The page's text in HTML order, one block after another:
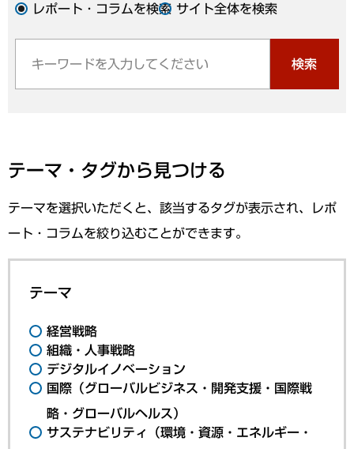
レポート・コラムを検索 サイト全体を検索
検索
テーマ・タグから見つける
テーマを選択いただくと、該当するタグが表示され、レポ
ート・コラムを絞り込むことができます。
テーマ
経営戦略
組織・人事戦略
デジタルイノベーション
国際（グローバルビジネス・開発支援・国際戦
略・グローバルヘルス）
サステナビリティ（環境・資源・エネルギー・